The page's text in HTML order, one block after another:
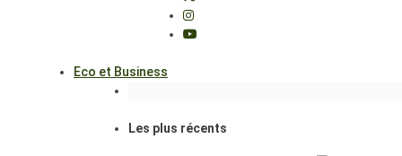
Eco et Business
Les plus récents